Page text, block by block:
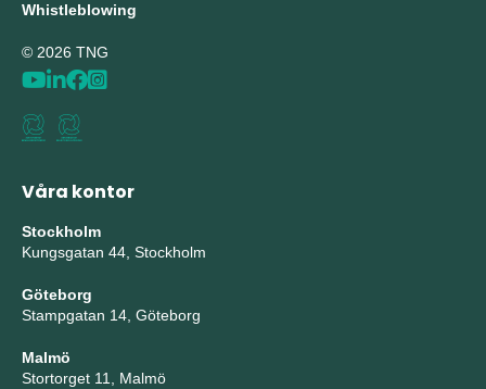
Whistleblowing
© 2026 TNG
Våra kontor
Stockholm
Kungsgatan 44, Stockholm
Göteborg
Stampgatan 14, Göteborg
Malmö
Stortorget 11, Malmö